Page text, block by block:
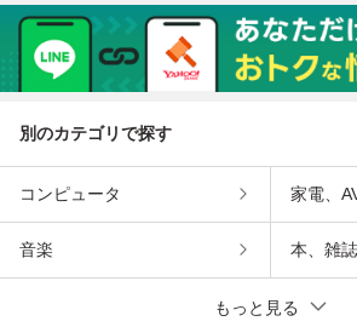
別のカテゴリで探す
コンピュータ 家電、
音楽 本、雑誌
もっと見る